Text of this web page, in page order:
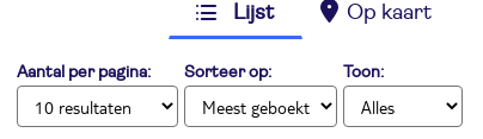
Lijst Op kaart
Aantal per pagina: Sorteer op: Toon: